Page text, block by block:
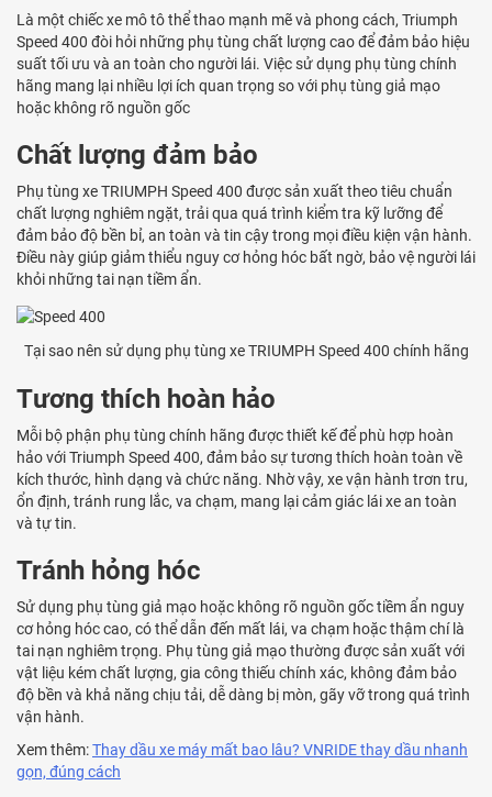
Là một chiếc xe mô tô thể thao mạnh mẽ và phong cách, Triumph
Speed 400 đòi hỏi những phụ tùng chất lượng cao để đảm bảo hiệu
suất tối ưu và an toàn cho người lái. Việc sử dụng phụ tùng chính
hãng mang lại nhiều lợi ích quan trọng so với phụ tùng giả mạo
hoặc không rõ nguồn gốc
Chất lượng đảm bảo
Phụ tùng xe TRIUMPH Speed 400 được sản xuất theo tiêu chuẩn
chất lượng nghiêm ngặt, trải qua quá trình kiểm tra kỹ lưỡng để
đảm bảo độ bền bỉ, an toàn và tin cậy trong mọi điều kiện vận hành.
Điều này giúp giảm thiểu nguy cơ hỏng hóc bất ngờ, bảo vệ người lái
khỏi những tai nạn tiềm ẩn.
Tại sao nên sử dụng phụ tùng xe TRIUMPH Speed 400 chính hãng
Tương thích hoàn hảo
Mỗi bộ phận phụ tùng chính hãng được thiết kế để phù hợp hoàn
hảo với Triumph Speed 400, đảm bảo sự tương thích hoàn toàn về
kích thước, hình dạng và chức năng. Nhờ vậy, xe vận hành trơn tru,
ổn định, tránh rung lắc, va chạm, mang lại cảm giác lái xe an toàn
và tự tin.
Tránh hỏng hóc
Sử dụng phụ tùng giả mạo hoặc không rõ nguồn gốc tiềm ẩn nguy
cơ hỏng hóc cao, có thể dẫn đến mất lái, va chạm hoặc thậm chí là
tai nạn nghiêm trọng. Phụ tùng giả mạo thường được sản xuất với
vật liệu kém chất lượng, gia công thiếu chính xác, không đảm bảo
độ bền và khả năng chịu tải, dễ dàng bị mòn, gãy vỡ trong quá trình
vận hành.
Xem thêm:Thay dầu xe máy mất bao lâu? VNRIDE thay dầu nhanh
gọn, đúng cách